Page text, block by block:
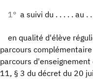
1° a suivi du . . . . . au .
en qualité d'élève
parcours
parcours
11, § 3 du décret du 20